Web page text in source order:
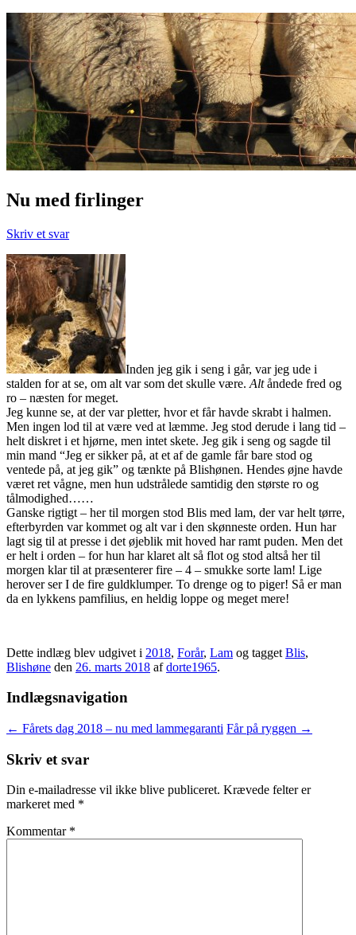
Nu med firlinger
Skriv et svar
Inden jeg gik i seng i går, var jeg ude i
stalden for at se, om alt var som det skulle være. Altåndede fred og
ro – næsten for meget.
Jeg kunne se, at der var pletter, hvor et får havde skrabt i halmen.
Men ingen lod til at være ved at læmme. Jeg stod derude i lang tid –
helt diskret i et hjørne, men intet skete. Jeg gik i seng og sagde til
min mand “Jeg er sikker på, at et af de gamle får bare stod og
ventede på, at jeg gik” og tænkte på Blishønen. Hendes øjne havde
været ret vågne, men hun udstrålede samtidig den største ro og
tålmodighed……
Ganske rigtigt – her til morgen stod Blis med lam, der var helt tørre,
efterbyrden var kommet og alt var i den skønneste orden. Hun har
lagt sig til at presse i det øjeblik mit hoved har ramt puden. Men det
er helt i orden – for hun har klaret alt så flot og stod altså her til
morgen klar til at præsenterer fire – 4 – smukke sorte lam! Lige
herover ser I de fire guldklumper. To drenge og to piger! Så er man
da en lykkens pamfilius, en heldig loppe og meget mere!
Dette indlæg blev udgivet i 2018, Forår, Lam og tagget Blis,
Blishøne den 26. marts 2018 afdorte1965.
Indlægsnavigation
← Fårets dag 2018 – nu med lammegaranti Får på ryggen →
Skriv et svar
Din e-mailadresse vil ikke blive publiceret. Krævede felter er
markeret med *
Kommentar *